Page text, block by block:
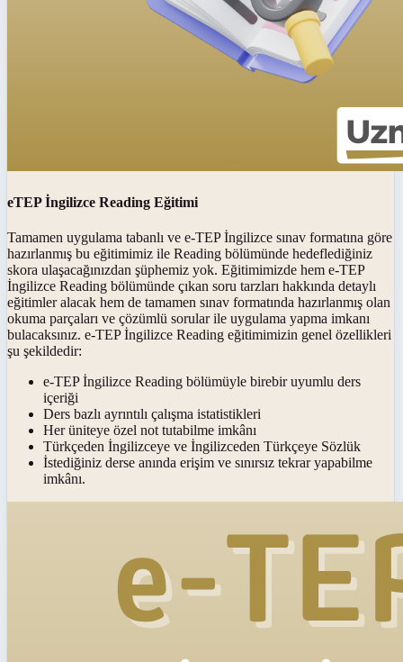
eTEP İngilizce Reading Eğitimi
Tamamen uygulama tabanlı ve e-TEP İngilizce sınav formatına göre
hazırlanmış bu eğitimimiz ile Reading bölümünde hedeflediğiniz
skora ulaşacağınızdan şüphemiz yok. Eğitimimizde hem e-TEP
İngilizce Reading bölümünde çıkan soru tarzları hakkında detaylı
eğitimler alacak hem de tamamen sınav formatında hazırlanmış olan
okuma parçaları ve çözümlü sorular ile uygulama yapma imkanı
bulacaksınız. e-TEP İngilizce Reading eğitimimizin genel özellikleri
şu şekildedir:
e-TEP İngilizce Reading bölümüyle birebir uyumlu ders
içeriği
Ders bazlı ayrıntılı çalışma istatistikleri
Her üniteye özel not tutabilme imkânı
Türkçeden İngilizceye ve İngilizceden Türkçeye Sözlük
İstediğiniz derse anında erişim ve sınırsız tekrar yapabilme
imkânı.